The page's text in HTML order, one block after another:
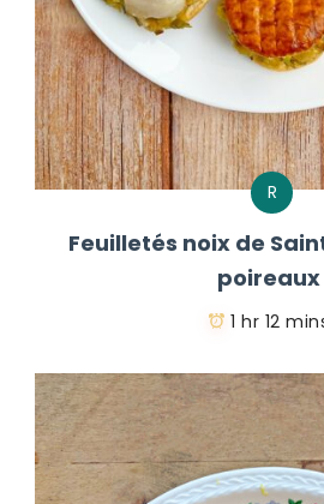
R
Feuilletés noix de
poireaux
1 hr 12